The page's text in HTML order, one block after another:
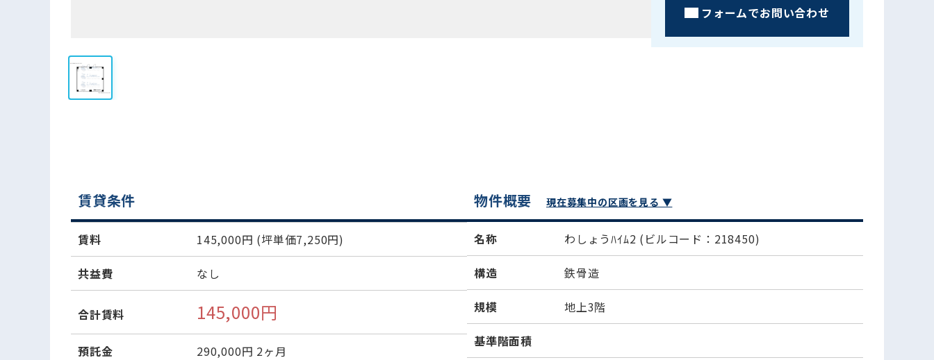
フォームでお問い合わせ
賃貸条件
賃料 145,000円 (坪単価7,250円)
共益費 なし
合計賃料 145,000円
預託金 290,000円 2ヶ月
物件概要 現在募集中の区画を見る ▼
名称 わしょうﾊｲﾑ2 (ビルコード：218450)
構造 鉄骨造
規模 地上3階
基準階面積